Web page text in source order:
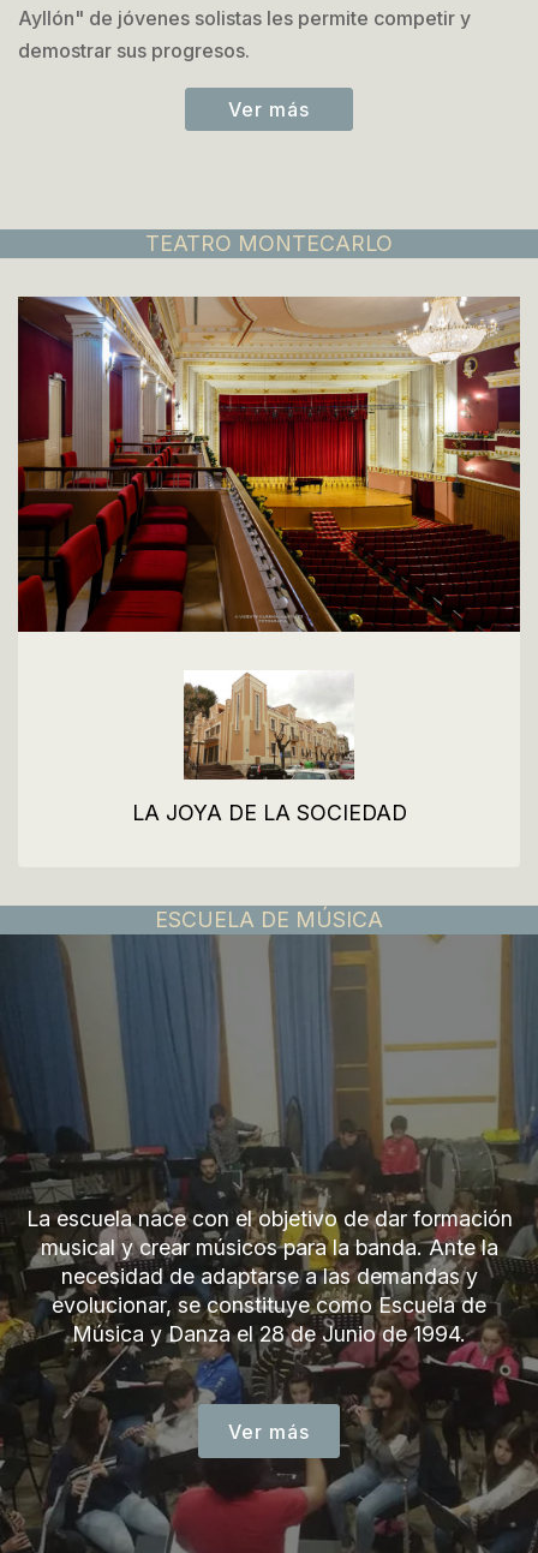
Ayllón" de jóvenes solistas les permite competir y
demostrar sus progresos.
Ver más
TEATRO MONTECARLO
LA JOYA DE LA SOCIEDAD
ESCUELA DE MÚSICA
La escuela nace con el objetivo de dar formación
musical y crear músicos para la banda. Ante la
necesidad de adaptarse a las demandas y
evolucionar, se constituye como Escuela de
Música y Danza el 28 de Junio de 1994.
Ver más